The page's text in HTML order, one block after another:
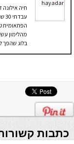
חיה אילונה
הפתאומית
מהלימון
בלוג שהפך
כתבות